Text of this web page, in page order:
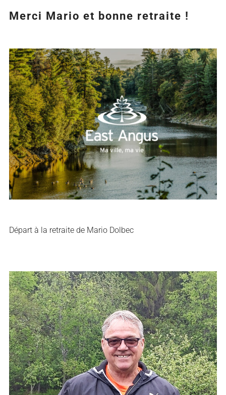
Merci Mario et bonne retraite !
Agrandir
l&apos;image
Départ à la retraite de Mario Dolbec